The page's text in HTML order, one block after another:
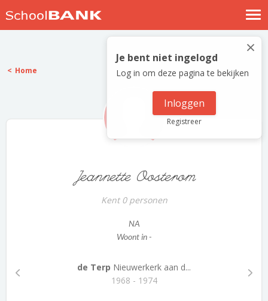
Nostalgische verhalen
Log in
Meld je gratis aan
×
Je bent niet ingelogd
Log in om deze pagina te bekijken
Inloggen
Registreer
Home
Jeannette Oosterom
Kent 0 personen
NA
Woont in -
de Terp Nieuwerkerk aan d...
1968 - 1974